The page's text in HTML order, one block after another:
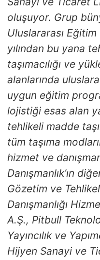
oluşuyor. Grup
Uluslararası
yılından bu yana
taşımacılığı ve
alanlarında
uygun eğitim
lojistiği esas alan
tehlikeli madde
tüm taşıma
hizmet ve
Danışmanlık’ın
Gözetim ve
Danışmanlığı
A.Ş., Pitbull
Yayıncılık ve
Hijyen Sanayi ve